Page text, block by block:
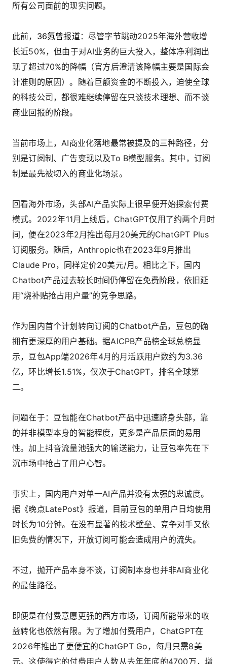
所有公司面前的现实问题。
此前， 36氪曾报道：尽管字节跳动2025年海外营收增
长近50%，但由于对AI业务的巨大投入，整体净利润出
现了超过70%的降幅（官方后澄清该降幅主要是国际会
计准则的原因）。随着巨额资金的不断投入，迫使全球
的科技公司，都很难继续停留在只谈技术理想、而不谈
商业回报的阶段。
当前市场上，AI商业化落地最常被提及的三种路径，分
别是订阅制、广告变现以及To B模型服务。其中，订阅
制是最先被切入的商业化场景。
回看海外市场，头部AI产品实际上很早便开始探索付费
模式。2022年11月上线后，ChatGPT仅用了约两个月时
间，便在2023年2月推出每月20美元的ChatGPT Plus
订阅服务。随后，Anthropic也在2023年9月推出
Claude Pro，同样定价20美元/月。相比之下，国内
Chatbot产品过去较长时间仍停留在免费阶段，依旧延
用“烧补贴抢占用户量”的竞争思路。
作为国内首个计划转向订阅的Chatbot产品，豆包的确
拥有更深厚的用户基础。据AICPB产品榜全球总榜显
示，豆包App端2026年4月的月活跃用户数约为3.36
亿，环比增长1.51%，仅次于ChatGPT，排名全球第
二。
问题在于：豆包能在Chatbot产品中迅速跻身头部，靠
的并非模型本身的智能程度，更多是产品层面的易用
性。加上抖音流量池强大的输送能力，让豆包率先在下
沉市场中抢占了用户心智。
事实上，国内用户对单一AI产品并没有太强的忠诚度。
据《晚点LatePost》报道，目前豆包的单用户日均使用
时长为10分钟。在没有显著的技术壁垒、竞争对手又依
旧免费的情况下，开放订阅可能会造成用户的流失。
不过，抛开产品本身不谈，订阅制本身也并非AI商业化
的最佳路径。
即便是在付费意愿更强的西方市场，订阅所能带来的收
益转化也依然有限。为了增加付费用户，ChatGPT在
2026年推出了更便宜的ChatGPT Go，每月只需8美
元。这使得它的付费用户人数从去年年底的4700万，增